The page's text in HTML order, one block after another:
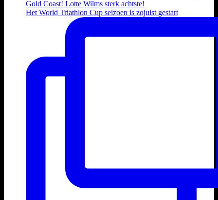
Het World Triathlon Cup seizoen is zojuist gestart